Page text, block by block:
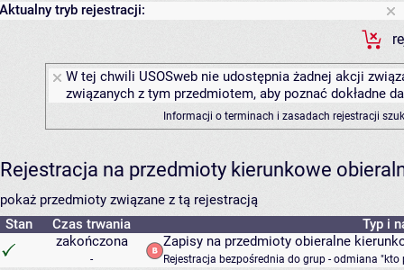
Aktualny tryb rejestracji:
W tej chwili USOSweb nie udostępnia żadnej akcji
związanych z tym przedmiotem, aby poznać dokładne
Informacji o terminach i zasadach rejestracji
Rejestracja na przedmioty kierunkowe
pokaż przedmioty związane z tą rejestracją
Stan
Czas trwania
Typ i
zakończona
-
Zapisy na przedmioty obieralne
Rejestracja bezpośrednia do grup - odmiana "kto